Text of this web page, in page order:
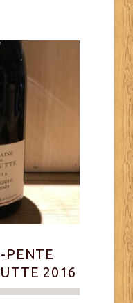
PENTE
2016